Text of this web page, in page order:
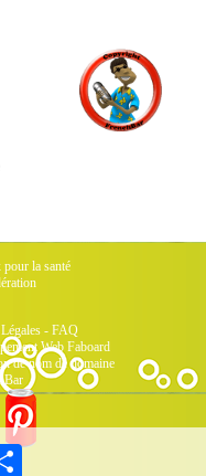
la santé
- FAQ
Web Faboard
de nom de domaine